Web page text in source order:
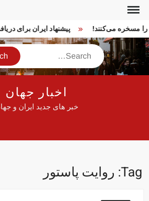
Skip
content
پیشنهاد ایران برای را مسخره می‌کنند!
Search
اخبار جهان
خبر های جدید ایران و
Tag: روایت پاستور